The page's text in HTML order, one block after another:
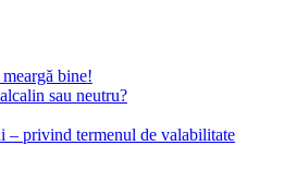
bine!
sau neutru?
– privind termenul de valabilitate